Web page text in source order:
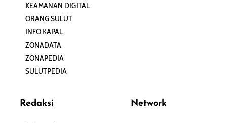
KEAMANAN DIGITAL
ORANG SULUT
INFO KAPAL
ZONADATA
ZONAPEDIA
SULUTPEDIA
Redaksi Network